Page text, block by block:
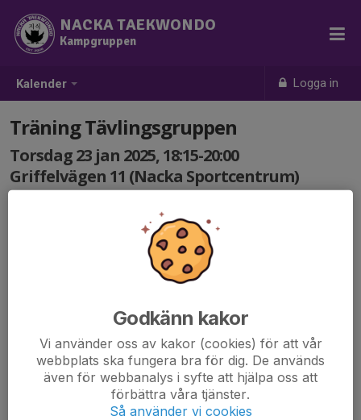
Kalender Logga in
NACKA TAEKWONDO
Kampgruppen
Träning Tävlingsgruppen
Torsdag 23 jan 2025, 18:15-20:00
Griffelvägen 11 (Nacka Sportcentrum)
Godkänn kakor
Vi använder oss av kakor (cookies) för att vår
webbplats ska fungera bra för dig. De används
även för webbanalys i syfte att hjälpa oss att
förbättra våra tjänster.
Så använder vi cookies